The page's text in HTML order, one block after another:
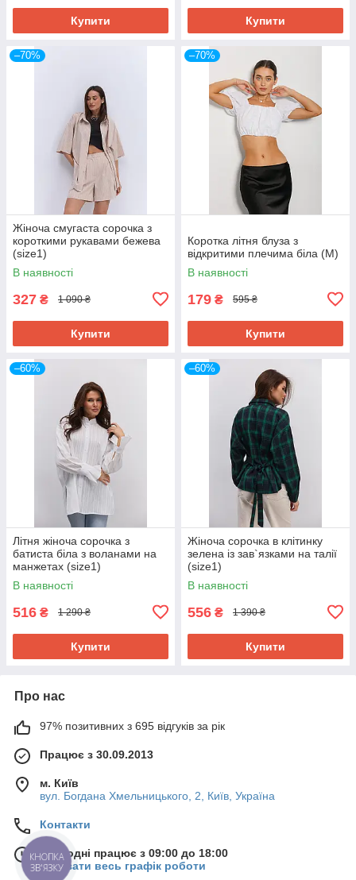
Купити Купити
–70%
Жіноча смугаста сорочка з
короткими рукавами бежева
(size1)
В наявності
327 ₴ 1 090 ₴
Купити
–70%
Коротка літня блуза з
відкритими плечима біла (M)
В наявності
179 ₴ 595 ₴
Купити
–60%
Літня жіноча сорочка з
батиста біла з воланами на
манжетах (size1)
В наявності
516 ₴ 1 290 ₴
Купити
–60%
Жіноча сорочка в клітинку
зелена із зав`язками на талії
(size1)
В наявності
556 ₴ 1 390 ₴
Купити
Про нас
97% позитивних з 695 відгуків за рік
Працює з 30.09.2013
м. Київ
вул. Богдана Хмельницького, 2, Київ, Україна
Контакти
Сьогодні працює з 09:00 до 18:00
Показати весь графік роботи
КНОПКА
ЗВ'ЯЗКУ